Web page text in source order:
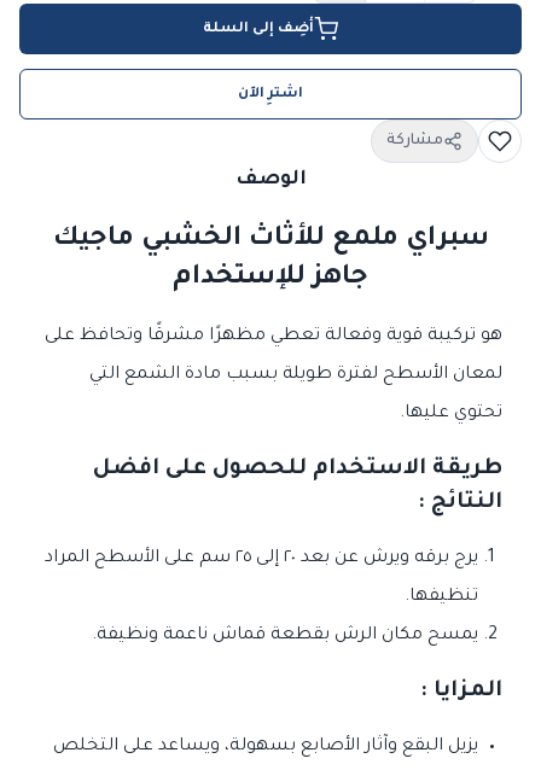
أضِف إلى السلة
اشترِ الآن
مشاركة
الوصف
سبراي ملمع للأثاث الخشبي ماجيك
جاهز للإستخدام
هو تركيبة قوية وفعالة تعطي مظهرًا مشرقًا وتحافظ على
لمعان الأسطح لفترة طويلة بسبب مادة الشمع التي
تحتوي عليها.
طريقة الاستخدام للحصول على افضل
النتائج :
يرج برقه ويرش عن بعد ٢٠ إلى ٢٥ سم على الأسطح المراد
تنظيفها.
يمسح مكان الرش بقطعة قماش ناعمة ونظيفة.
المزايا :
يزيل البقع وآثار الأصابع بسهولة، ويساعد على التخلص